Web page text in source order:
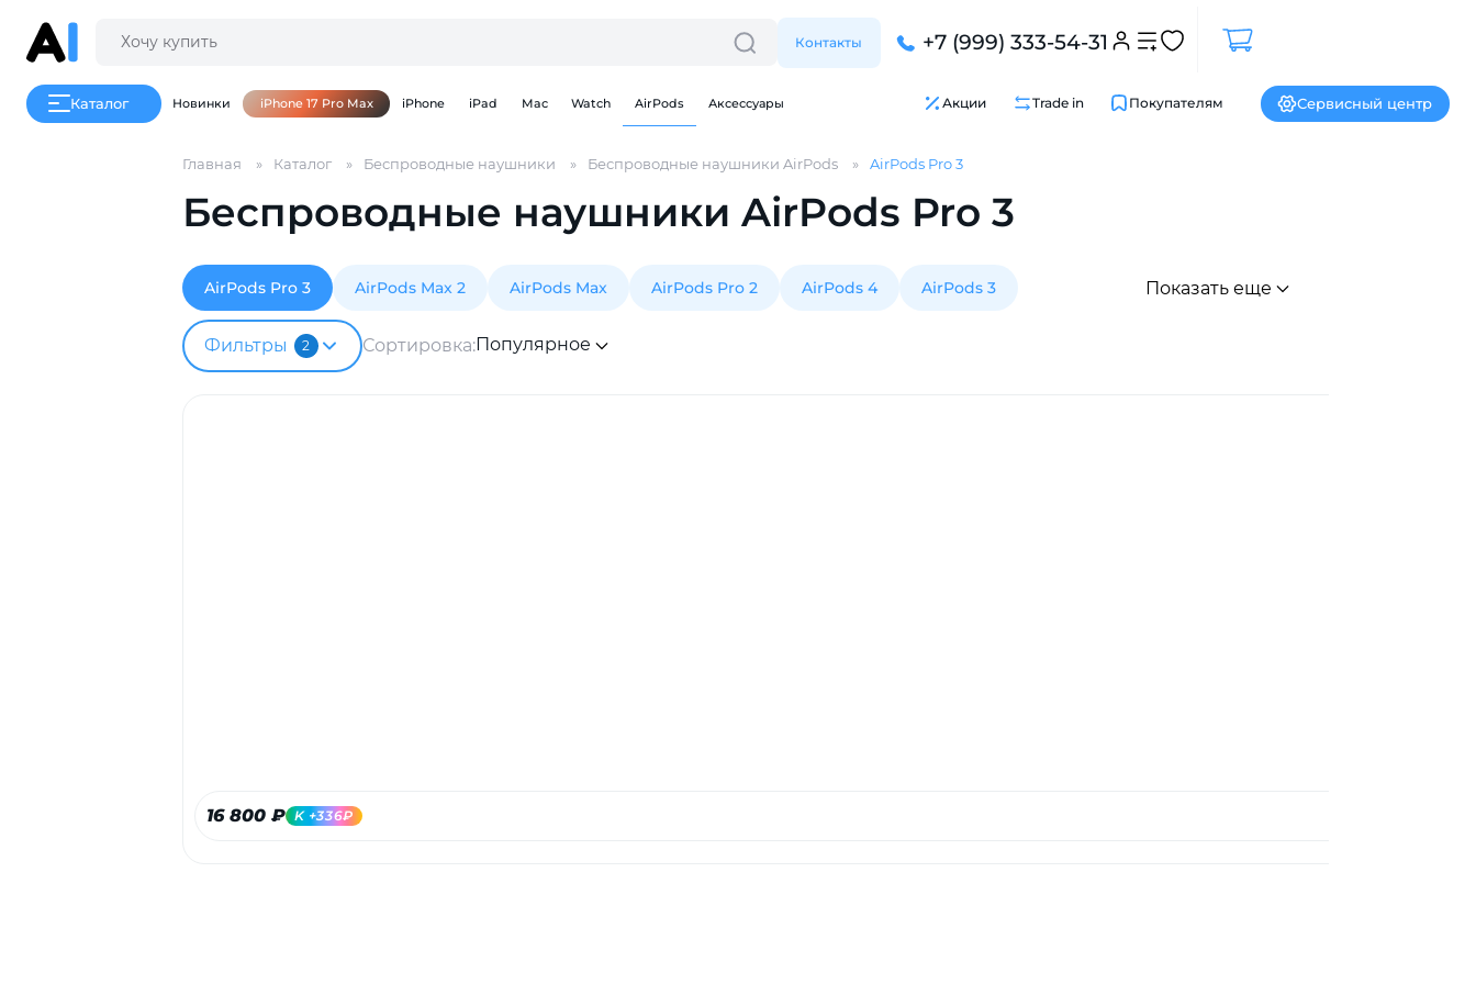
Контакты +7 (999) 333-54-31
Каталог Новинки iPhone 17 Pro Max iPhone iPad Mac Watch AirPods Аксессуары Акции Trade in Покупателям Сервисный центр
Главная Каталог Беспроводные наушники Беспроводные наушники AirPods AirPods Pro 3
Беспроводные наушники AirPods Pro 3
AirPods Pro 3 AirPods Max 2 AirPods Max AirPods Pro 2 AirPods 4 AirPods 3 Показать еще
Фильтры 2 Сортировка:Популярное
16 800 ₽ K +336₽